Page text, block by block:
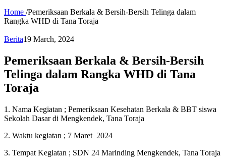
Home /Pemeriksaan Berkala & Bersih-Bersih Telinga dalam
Rangka WHD di Tana Toraja
Berita19 March, 2024
Pemeriksaan Berkala & Bersih-Bersih
Telinga dalam Rangka WHD di Tana
Toraja
1. Nama Kegiatan ; Pemeriksaan Kesehatan Berkala & BBT siswa
Sekolah Dasar di Mengkendek, Tana Toraja
2. Waktu kegiatan ; 7 Maret 2024
3. Tempat Kegiatan ; SDN 24 Marinding Mengkendek, Tana Toraja